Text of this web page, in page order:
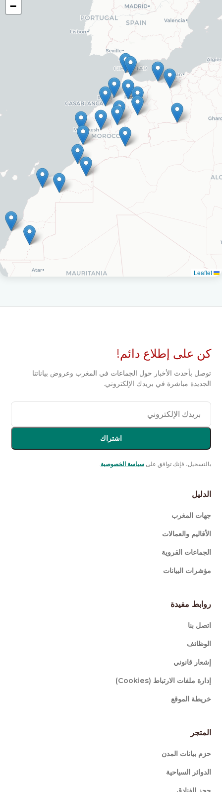
−
كن على إطلاع دائم!
توصل بأحدث الأخبار حول الجماعات في المغرب وعروض بياناتنا
الجديدة مباشرة في بريدك الإلكتروني.
اشتراك
بالتسجيل، فإنك توافق علىسياسة الخصوصية.
الدليل
جهات المغرب
الأقاليم والعمالات
الجماعات القروية
مؤشرات البيانات
روابط مفيدة
اتصل بنا
الوظائف
إشعار قانوني
إدارة ملفات الارتباط (Cookies)
خريطة الموقع
المتجر
حزم بيانات المدن
الدوائر السياحية